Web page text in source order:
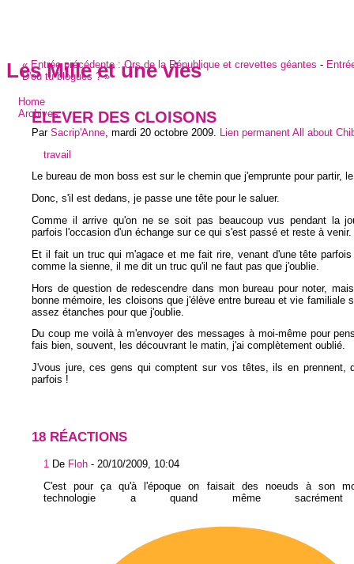
Les Mille et une vies
Home
Archives
« Entrée précédente :Ors de la République et crevettes géantes -
D'où tu blogues ?»
ELEVER DES CLOISONS
Par Sacrip'Anne mardi 20 octobre 2009 Lien permanent All about
travail
Le bureau de mon boss est sur le chemin que j'emprunte pour partir,
Donc, s'il est dedans, je passe une tête pour le saluer.
Comme il arrive qu'on ne se soit pas beaucoup vus pendant la
parfois l'occasion d'un échange sur ce qui s'est passé et reste à venir.
Et il fait un truc qui m'agace et me fait rire, venant d'une tête
comme la sienne, il me dit un truc qu'il ne faut pas que j'oublie.
Hors de question de redescendre dans mon bureau pour noter,
bonne mémoire, les cloisons que j'élève entre bureau et vie familiale
assez étanches pour que j'oublie.
Du coup me voilà à m'envoyer des messages à moi-même pour
fais bien, souvent, les découvrant le matin, j'ai complètement oublié.
J'vous jure, ces gens qui comptent sur vos têtes, ils en prennent,
parfois !
18 RÉACTIONS
1 De Floh - 20/10/2009, 10:04
C'est pour ça qu'à l'époque on faisait des noeuds à son
technologie a quand même sacrément